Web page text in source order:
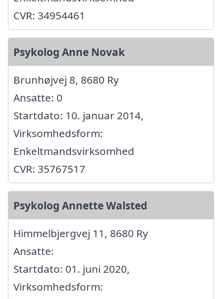
CVR: 34954461
Psykolog Anne Novak
Brunhøjvej 8, 8680 Ry
Ansatte: 0
Startdato: 10. januar 2014,
Virksomhedsform:
Enkeltmandsvirksomhed
CVR: 35767517
Psykolog Annette Walsted
Himmelbjergvej 11, 8680 Ry
Ansatte:
Startdato: 01. juni 2020,
Virksomhedsform: